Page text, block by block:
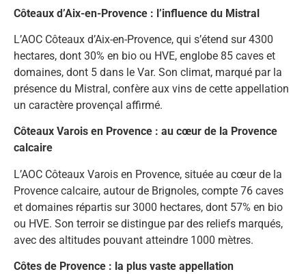
Côteaux d’Aix-en-Provence : l’influence du Mistral
L’AOC Côteaux d’Aix-en-Provence, qui s’étend sur 4300
hectares, dont 30% en bio ou HVE, englobe 85 caves et
domaines, dont 5 dans le Var. Son climat, marqué par la
présence du Mistral, confère aux vins de cette appellation
un caractère provençal affirmé.
Côteaux Varois en Provence : au cœur de la Provence
calcaire
L’AOC Côteaux Varois en Provence, située au cœur de la
Provence calcaire, autour de Brignoles, compte 76 caves
et domaines répartis sur 3000 hectares, dont 57% en bio
ou HVE. Son terroir se distingue par des reliefs marqués,
avec des altitudes pouvant atteindre 1000 mètres.
Côtes de Provence : la plus vaste appellation